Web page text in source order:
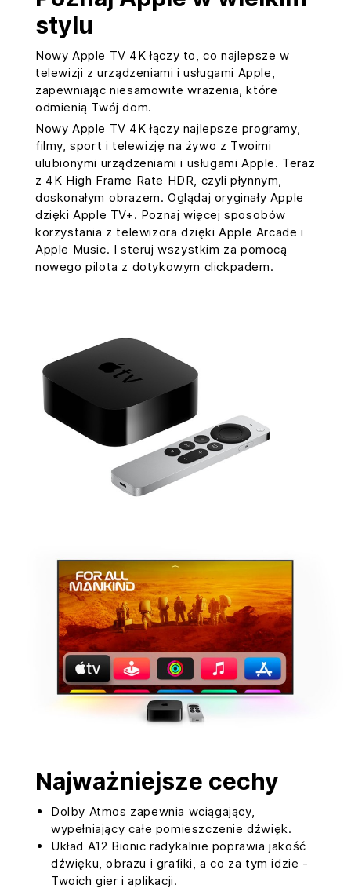
stylu
Nowy Apple TV 4K łączy to, co najlepsze w
telewizji z urządzeniami i usługami Apple,
zapewniając niesamowite wrażenia, które
odmienią Twój dom.
Nowy Apple TV 4K łączy najlepsze programy,
filmy, sport i telewizję na żywo z Twoimi
ulubionymi urządzeniami i usługami Apple. Teraz
z 4K High Frame Rate HDR, czyli płynnym,
doskonałym obrazem. Oglądaj oryginały Apple
dzięki Apple TV+. Poznaj więcej sposobów
korzystania z telewizora dzięki Apple Arcade i
Apple Music. I steruj wszystkim za pomocą
nowego pilota z dotykowym clickpadem.
Najważniejsze cechy
Dolby Atmos zapewnia wciągający,
wypełniający całe pomieszczenie dźwięk.
Układ A12 Bionic radykalnie poprawia jakość
dźwięku, obrazu i grafiki, a co za tym idzie -
Twoich gier i aplikacji.